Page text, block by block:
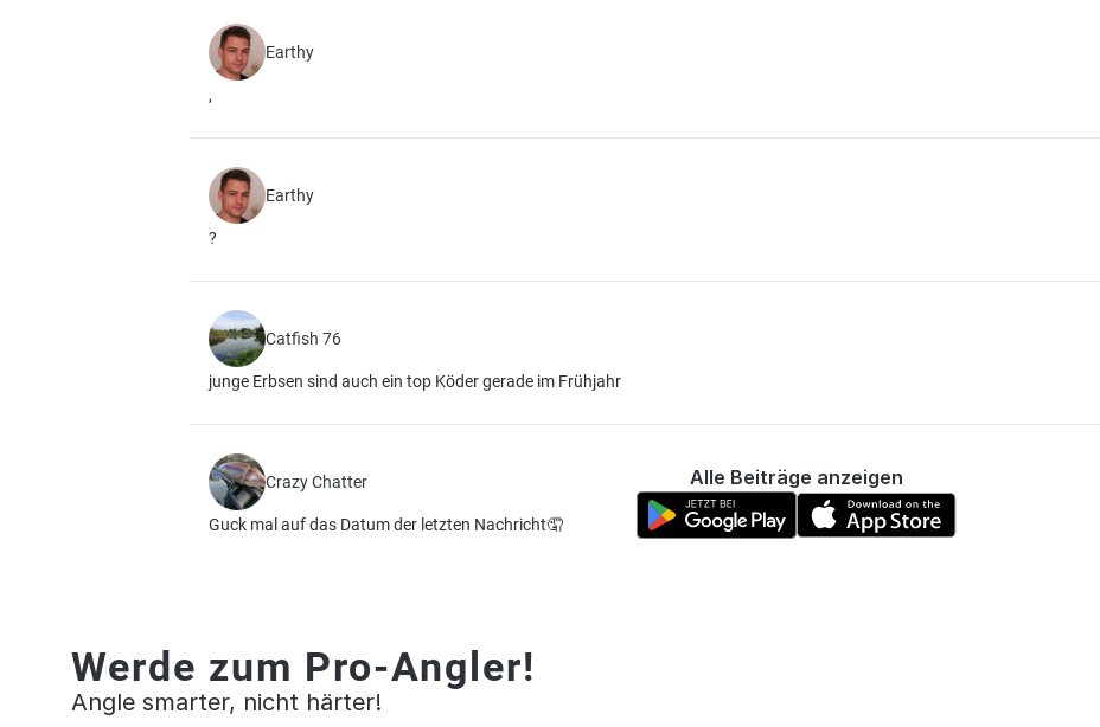
Earthy
,
Earthy
?
Catfish 76
junge Erbsen sind auch ein top Köder gerade im Frühjahr
Crazy Chatter
Guck mal auf das Datum der letzten Nachricht🤦
Alle Beiträge anzeigen
Werde zum Pro-Angler!
Angle smarter, nicht härter!